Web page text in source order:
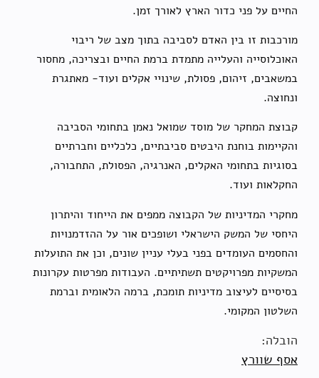
החיים על פני כדור הארץ לאורך זמן.
מורכבות זו בין האדם לסביבה בתוך מצב של ריבוי
האוכלוסייה והעלייה מתמדת ברמת החיים ובצריכה, מחסור
במשאבים, זיהום, פסולת, שינויי אקלים ועוד- מאתגרת
ונחוצה.
קבוצת המחקר של מוסד שמואל נאמן בתחומי הסביבה
והקיימות בוחנת היבטים סביבתיים, כלכליים וחברתיים
בסוגיות בתחומי האקלים, האנרגיה, הפסולת, התחבורה,
החקלאות ועוד.
מחקרי המדיניות של הקבוצה ממפים את הייחוד והיתרון
היחסי של המשק הישראלי ושופכים אור על ההזדמנויות
והחסמים העומדים בפני בעלי עניין שונים, וכן את התועלות
המשקיות מפרויקטים תשתיתיים. העבודות מפרטות עקרונות
בסיסיים לעיצוב מדיניות תומכת, ברמה הלאומית וברמת
השלטון המקומי.
הובלה:
אסף שוורץ